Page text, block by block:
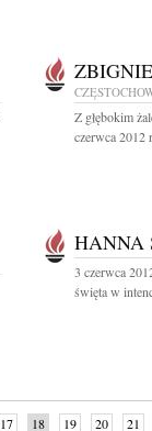
Z głębokim
czerwca 2012
HANNA
3 czerwca
święta w
17 18 19 20 21